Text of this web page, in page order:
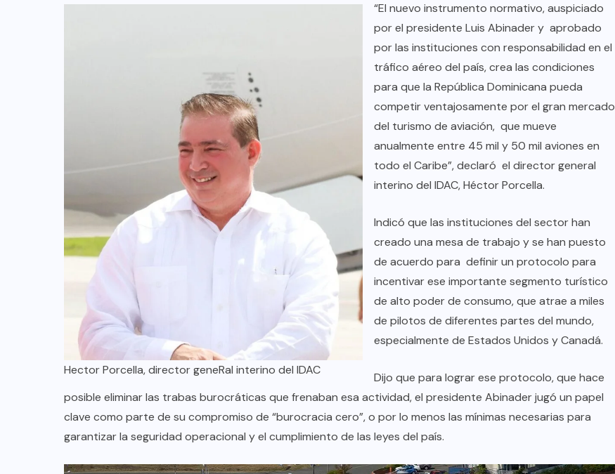
Hector Porcella, director geneRal interino del IDAC
“El nuevo instrumento normativo, auspiciado
por el presidente Luis Abinader y aprobado
por las instituciones con responsabilidad en el
tráfico aéreo del país, crea las condiciones
para que la República Dominicana pueda
competir ventajosamente por el gran mercado
del turismo de aviación, que mueve
anualmente entre 45 mil y 50 mil aviones en
todo el Caribe”, declaró el director general
interino del IDAC, Héctor Porcella.
Indicó que las instituciones del sector han
creado una mesa de trabajo y se han puesto
de acuerdo para definir un protocolo para
incentivar ese importante segmento turístico
de alto poder de consumo, que atrae a miles
de pilotos de diferentes partes del mundo,
especialmente de Estados Unidos y Canadá.
Dijo que para lograr ese protocolo, que hace
posible eliminar las trabas burocráticas que frenaban esa actividad, el presidente Abinader jugó un papel
clave como parte de su compromiso de “burocracia cero”, o por lo menos las mínimas necesarias para
garantizar la seguridad operacional y el cumplimiento de las leyes del país.
EL FIN DEL MILAGRO BOHEMIO:
TULUM EN BANCARROTA
TURÍSTICA POR ABUSOS Y FALTA
DE PLANEACIÓN
JUNIO 24, 2026
BRAZIL
INTERNACIONAL NOTICIAS
El mandolinista brasileño Hamilton
de Holanda presenta el video
oficial de “Mono no Aware”, una
su nuevo álbum “Nova”.
JULIO 30, 2026